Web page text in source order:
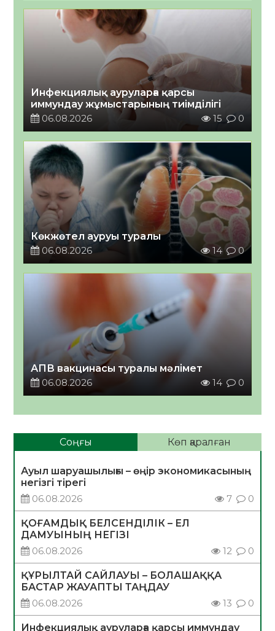
Инфекциялық ауруларға қарсы
иммундау жұмыстарының тиімділігі
06.08.2026
15 0
Көкжөтел ауруы туралы
06.08.2026
14 0
АПВ вакцинасы туралы мәлімет
06.08.2026
14 0
Соңғы Көп қаралған
Ауыл шаруашылығы – өңір экономикасының
негізгі тірегі
06.08.2026
7 0
ҚОҒАМДЫҚ БЕЛСЕНДІЛІК – ЕЛ
ДАМУЫНЫҢ НЕГІЗІ
06.08.2026
12 0
ҚҰРЫЛТАЙ САЙЛАУЫ – БОЛАШАҚҚА
БАСТАР ЖАУАПТЫ ТАҢДАУ
06.08.2026
13 0
Инфекциялық ауруларға қарсы иммундау